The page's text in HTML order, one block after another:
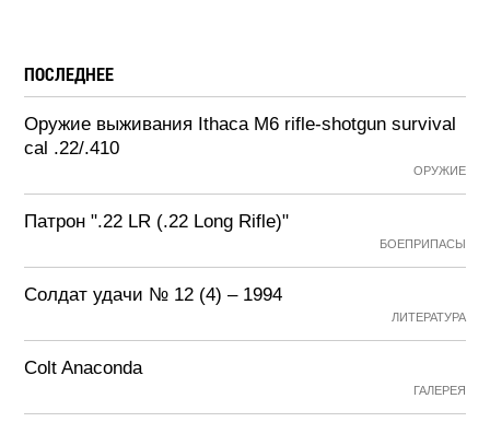
ПОСЛЕДНЕЕ
Оружие выживания Ithaca M6 rifle-shotgun survival
cal .22/.410
ОРУЖИЕ
Патрон ".22 LR (.22 Long Rifle)"
БОЕПРИПАСЫ
Солдат удачи № 12 (4) – 1994
ЛИТЕРАТУРА
Colt Anaconda
ГАЛЕРЕЯ